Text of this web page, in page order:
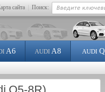
сайта Поиск:
A6 AUDI A8 AUDIQ